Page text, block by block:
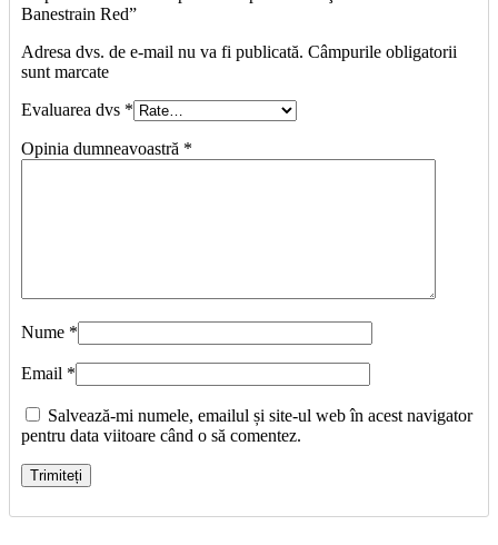
Banestrain Red”
Adresa dvs. de e-mail nu va fi publicată. Câmpurile obligatorii
sunt marcate
Evaluarea dvs *
Opinia dumneavoastră *
Nume *
Email *
Salvează-mi numele, emailul și site-ul web în acest navigator
pentru data viitoare când o să comentez.